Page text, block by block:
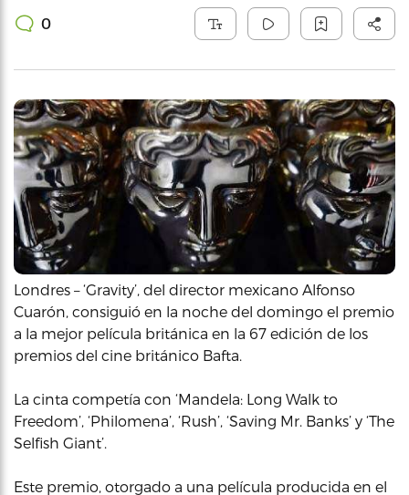
0
Londres – ‘Gravity’, del director mexicano Alfonso
Cuarón, consiguió en la noche del domingo el premio
a la mejor película británica en la 67 edición de los
premios del cine británico Bafta.
La cinta competía con ‘Mandela: Long Walk to
Freedom’, ‘Philomena’, ‘Rush’, ‘Saving Mr. Banks’ y ‘The
Selfish Giant’.
Este premio, otorgado a una película producida en el